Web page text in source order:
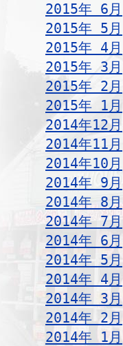
2015年 6月
2015年 5月
2015年 4月
2015年 3月
2015年 2月
2015年 1月
2014年12月
2014年11月
2014年10月
2014年 9月
2014年 8月
2014年 7月
2014年 6月
2014年 5月
2014年 4月
2014年 3月
2014年 2月
2014年 1月